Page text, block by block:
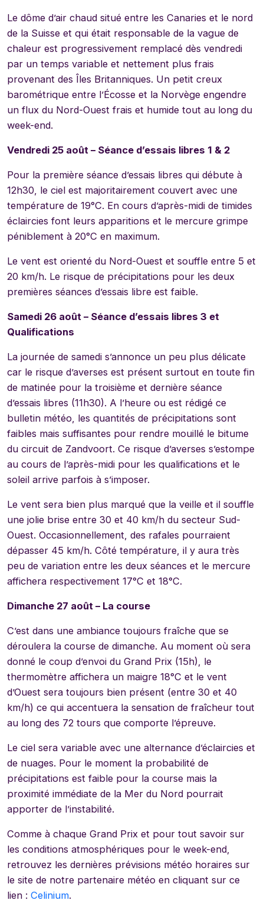
Le dôme d’air chaud situé entre les Canaries et le nord
de la Suisse et qui était responsable de la vague de
chaleur est progressivement remplacé dès vendredi
par un temps variable et nettement plus frais
provenant des Îles Britanniques. Un petit creux
barométrique entre l’Écosse et la Norvège engendre
un flux du Nord-Ouest frais et humide tout au long du
week-end.
Vendredi 25 août – Séance d’essais libres 1 & 2
Pour la première séance d’essais libres qui débute à
12h30, le ciel est majoritairement couvert avec une
température de 19°C. En cours d’après-midi de timides
éclaircies font leurs apparitions et le mercure grimpe
péniblement à 20°C en maximum.
Le vent est orienté du Nord-Ouest et souffle entre 5 et
20 km/h. Le risque de précipitations pour les deux
premières séances d’essais libre est faible.
Samedi 26 août – Séance d’essais libres 3 et
Qualifications
La journée de samedi s’annonce un peu plus délicate
car le risque d’averses est présent surtout en toute fin
de matinée pour la troisième et dernière séance
d’essais libres (11h30). A l’heure ou est rédigé ce
bulletin météo, les quantités de précipitations sont
faibles mais suffisantes pour rendre mouillé le bitume
du circuit de Zandvoort. Ce risque d’averses s’estompe
au cours de l’après-midi pour les qualifications et le
soleil arrive parfois à s’imposer.
Le vent sera bien plus marqué que la veille et il souffle
une jolie brise entre 30 et 40 km/h du secteur Sud-
Ouest. Occasionnellement, des rafales pourraient
dépasser 45 km/h. Côté température, il y aura très
peu de variation entre les deux séances et le mercure
affichera respectivement 17°C et 18°C.
Dimanche 27 août – La course
C’est dans une ambiance toujours fraîche que se
déroulera la course de dimanche. Au moment où sera
donné le coup d’envoi du Grand Prix (15h), le
thermomètre affichera un maigre 18°C et le vent
d’Ouest sera toujours bien présent (entre 30 et 40
km/h) ce qui accentuera la sensation de fraîcheur tout
au long des 72 tours que comporte l’épreuve.
Le ciel sera variable avec une alternance d’éclaircies et
de nuages. Pour le moment la probabilité de
précipitations est faible pour la course mais la
proximité immédiate de la Mer du Nord pourrait
apporter de l’instabilité.
Comme à chaque Grand Prix et pour tout savoir sur
les conditions atmosphériques pour le week-end,
retrouvez les dernières prévisions météo horaires sur
le site de notre partenaire météo en cliquant sur ce
lien : Celinium.